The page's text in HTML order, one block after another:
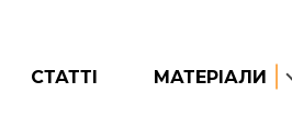
СТАТТІ МАТЕРІАЛИ